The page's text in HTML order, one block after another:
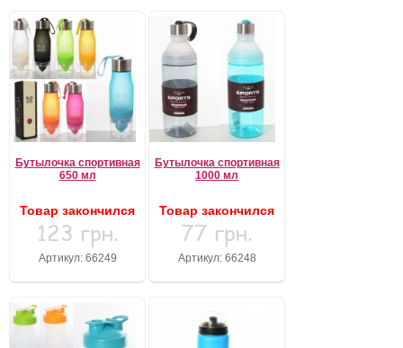
Бутылочка спортивная
650 мл
Товар закончился
123 грн.
Артикул: 66249
Бутылочка спортивная
1000 мл
Товар закончился
77 грн.
Артикул: 66248